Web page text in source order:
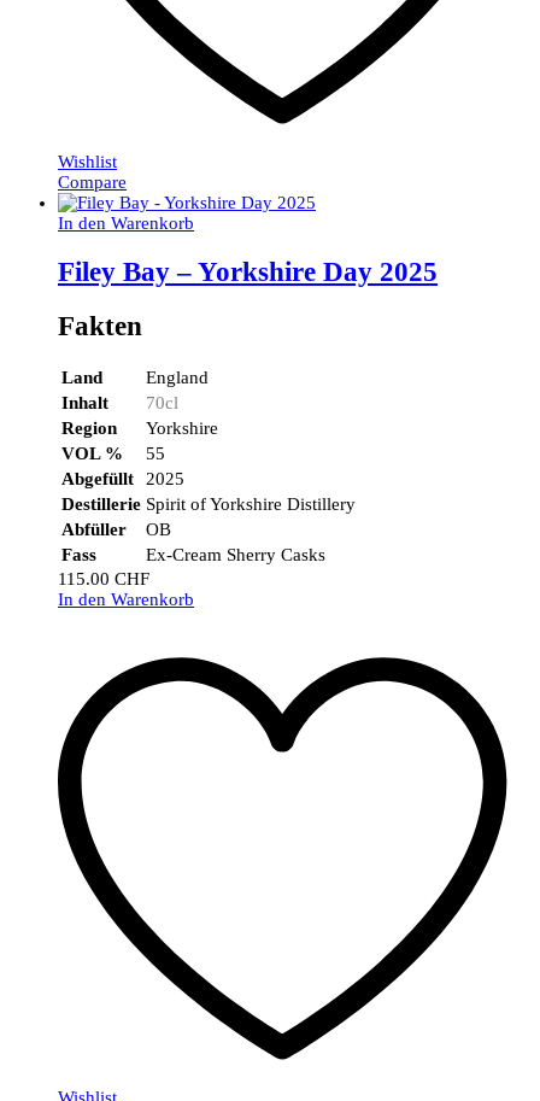
Wishlist
Compare
In den Warenkorb
Filey Bay – Yorkshire Day 2025
Fakten
Land
England
Inhalt
70cl
Region
Yorkshire
VOL %
55
Abgefüllt
2025
Destillerie Spirit of Yorkshire Distillery
Abfüller
OB
Fass
Ex-Cream Sherry Casks
115.00 CHF
In den Warenkorb